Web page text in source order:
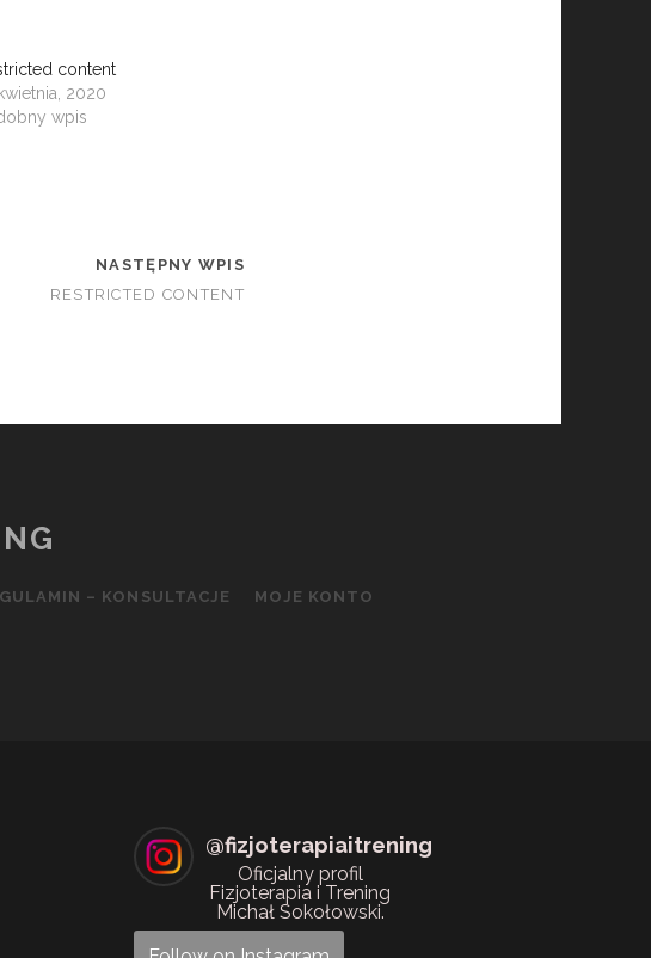
content
2020
wpis
NASTĘPNY WPIS
RESTRICTED CONTENT
– KONSULTACJE MOJE KONTO
@fizjoterapiaitrening
Oficjalny profil
Fizjoterapia i Trening
Michał Sokołowski.